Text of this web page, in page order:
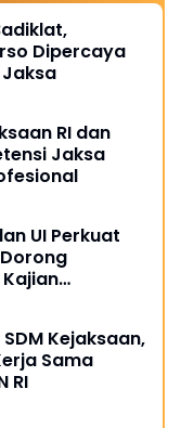
Dipercaya
RI dan
Jaksa
UI Perkuat
Kejaksaan,
Sama
RI